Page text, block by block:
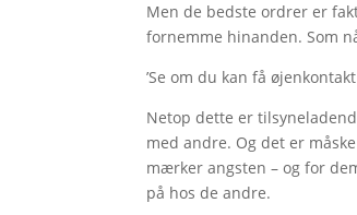
Men de bedste ordrer er
fornemme hinanden. Som
’Se om du kan få
Netop dette er
med andre. Og det er
mærker angsten – og for
på hos de andre.